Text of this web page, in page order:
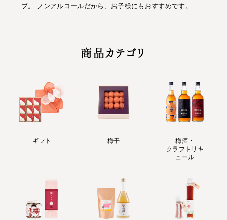
プ。 ノンアルコールだから、お子様にもおすすめです。
商品カテゴリ
ギフト 梅干
梅酒・
クラフトリキ
ュール